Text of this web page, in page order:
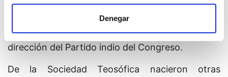
Denegar
lado de Gandhi la lucha contra el colonialismo en
los años 20-30, lo que la hizo pasar por la cárcel
y la llevó a asumir durante un cierto tiempo la
dirección del Partido indio del Congreso.
De la Sociedad Teosófica nacieron otras